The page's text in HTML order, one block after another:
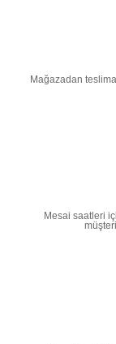
Mağazadan
Mesai saatleri